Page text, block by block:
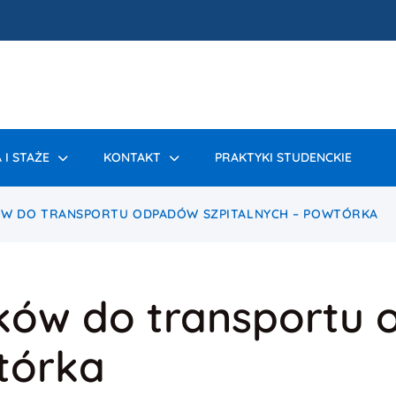
I STAŻE KONTAKT PRAKTYKI STUDENCKIE
DO TRANSPORTU ODPADÓW SZPITALNYCH – POWTÓRKA
do transportu